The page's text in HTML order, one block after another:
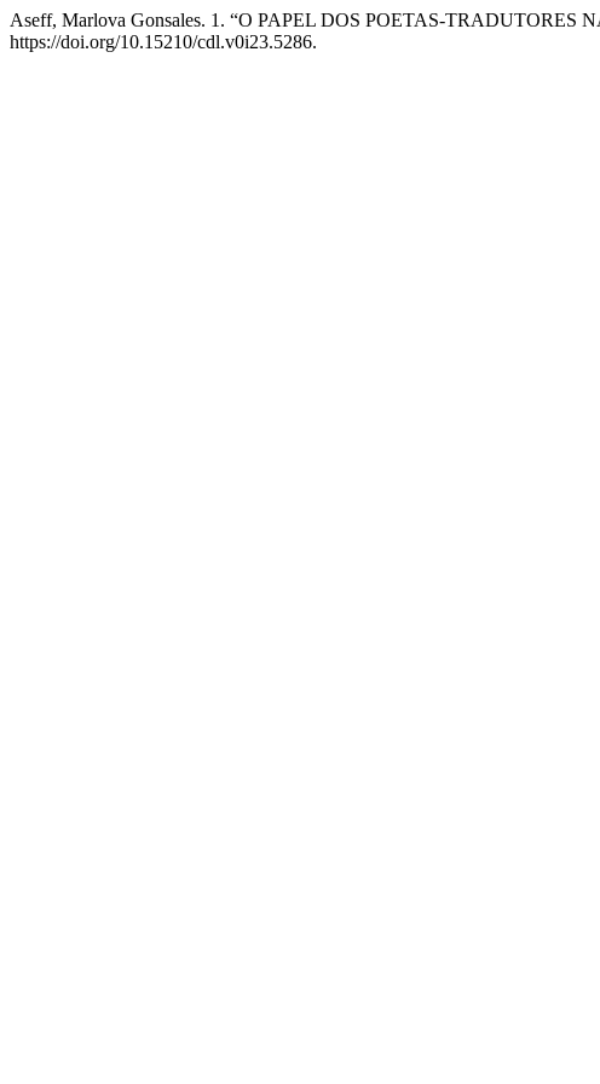
Aseff, Marlova Gonsales. 1. “O PAPEL DOS POETAS-
https://doi.org/10.15210/cdl.v0i23.5286.